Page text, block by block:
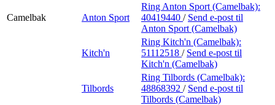
Camelbak Anton Sport
Ring Anton Sport (Camelbak):
40419440 / Send e-post til
Anton Sport (Camelbak)
Kitch'n
Ring Kitch'n (Camelbak):
51112518 / Send e-post til
Kitch'n (Camelbak)
Tilbords
Ring Tilbords (Camelbak):
48868392 / Send e-post til
Tilbords (Camelbak)